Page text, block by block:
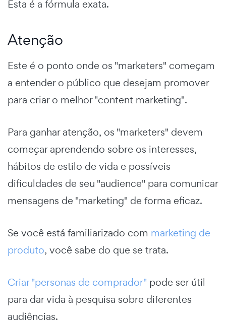
Esta é a fórmula exata.
Atenção
Este é o ponto onde os "marketers" começam
a entender o público que desejam promover
para criar o melhor "content marketing".
Para ganhar atenção, os "marketers" devem
começar aprendendo sobre os interesses,
hábitos de estilo de vida e possíveis
dificuldades de seu "audience" para comunicar
mensagens de "marketing" de forma eficaz.
Se você está familiarizado com marketing de
produto, você sabe do que se trata.
Criar "personas de comprador" pode ser útil
para dar vida à pesquisa sobre diferentes
audiências.